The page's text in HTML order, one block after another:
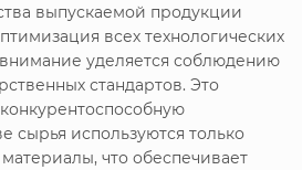
выпускаемой продукции
всех технологических
уделяется соблюдению
стандартов. Это
сырья используются только
что обеспечивает